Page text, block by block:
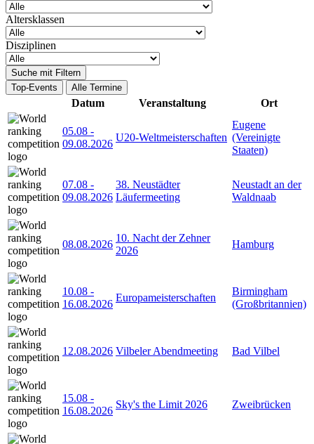
Altersklassen
Disziplinen
Suche mit Filtern
Top-Events
Alle Termine
Datum Veranstaltung Ort
05.08 -
09.08.2026
U20-Weltmeisterschaften
Eugene
(Vereinigte
Staaten)
07.08 -
09.08.2026
38. Neustädter
Läufermeeting
Neustadt an der
Waldnaab
08.08.2026
10. Nacht der Zehner
2026
Hamburg
10.08 -
16.08.2026
Europameisterschaften
Birmingham
(Großbritannien)
12.08.2026 Vilbeler Abendmeeting Bad Vilbel
15.08 -
16.08.2026
Sky's the Limit 2026 Zweibrücken